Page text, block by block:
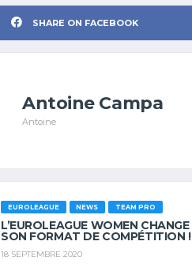
SHARE ON FACEBOOK
Antoine Campa
Antoine
EUROLEAGUE NEWS TEAM PRO
L’EUROLEAGUE WOMEN CHANGE
SON FORMAT DE COMPÉTITION !
18 SEPTEMBRE 2020